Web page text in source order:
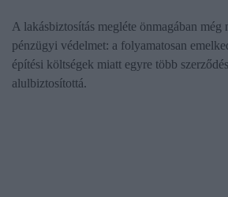
A lakásbiztosítás megléte önmagában még
pénzügyi védelmet: a folyamatosan
építési költségek miatt egyre több
alulbiztosítottá.